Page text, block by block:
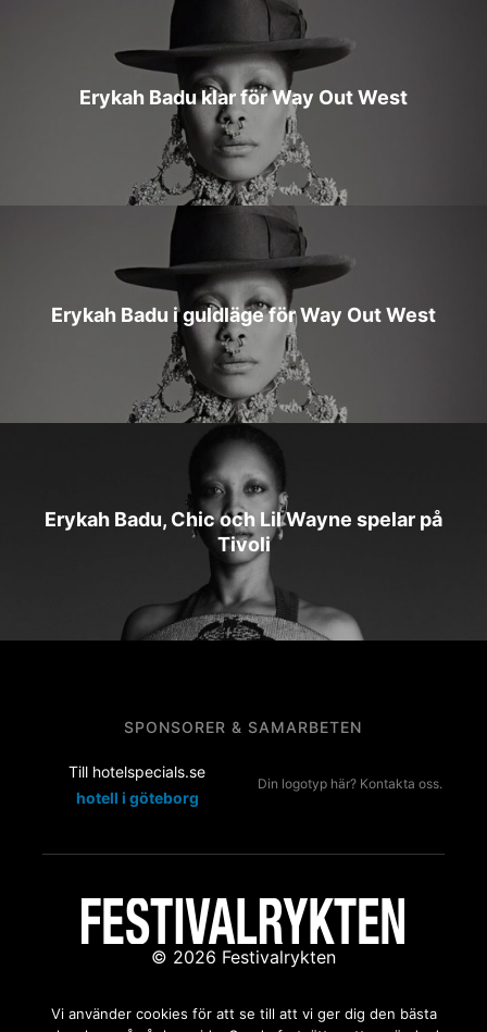
Erykah Badu klar för Way Out West
Erykah Badu i guldläge för Way Out West
Erykah Badu, Chic och Lil Wayne spelar på
Tivoli
SPONSORER & SAMARBETEN
Till hotelspecials.se
hotell i göteborg
Din logotyp här? Kontakta oss.
© 2026 Festivalrykten
Kontakta oss:redaktion@festivalrykten.se
Vi använder cookies för att se till att vi ger dig den bästa